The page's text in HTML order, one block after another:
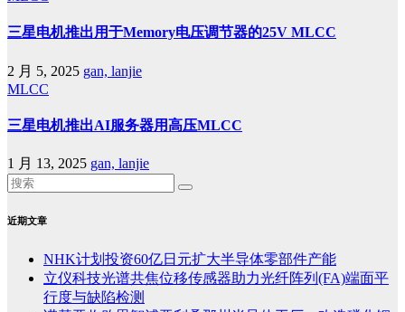
三星电机推出用于Memory电压调节器的25V MLCC
2 月 5, 2025 gan, lanjie
MLCC
三星电机推出AI服务器用高压MLCC
1 月 13, 2025 gan, lanjie
近期文章
NHK计划投资60亿日元扩大半导体零部件产能
立仪科技光谱共焦位移传感器助力光纤阵列(FA)端面平
行度与缺陷检测